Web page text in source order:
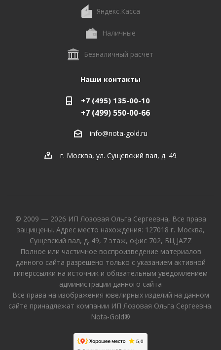
Яндекс.Касса
Наличные
Безналичный расчет
Наши контакты
+7 (495) 135-00-10
+7 (499) 550-00-66
info@nota-gold.ru
г. Москва, ул. Сущевский вал, д. 49
© 2009 — 2026 ИП Лозовая Ольга Сергеевна, Все права
защищены. Адрес место нахождения: 127018 г. Москва,
Сущевский вал, д. 49, 7 этаж, офис 702, БЦ JAZZ
Полное или частичное воспроизведение материалов
данного сайта разрешено только с указанием активной
гиперссылки на источник и обязательным уведомлением
администрации данного сайта
Все права на изображения ювелирных изделий на данном
сайте принадлежат компании ИП Лозовая Ольга Сергеевна.
Nota-Gold®